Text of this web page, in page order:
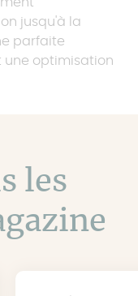
jusqu'à la
parfaite
une optimisation
les